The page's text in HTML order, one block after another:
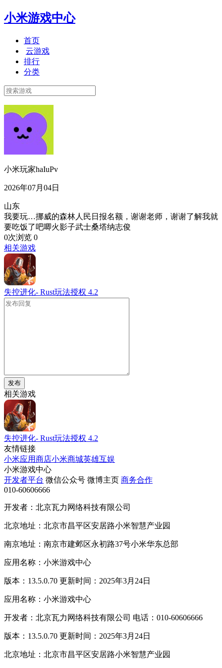
小米游戏中心
首页
云游戏
排行
分类
小米玩家haIuPv
2026年07月04日
山东
我要玩…挪威的森林人民日报名额，谢谢老师，谢谢了解我就
要吃饭了吧唧火影子武士桑塔纳志俊
0次浏览 0
相关游戏
失控进化- Rust玩法授权 4.2
发布
相关游戏
失控进化- Rust玩法授权 4.2
友情链接
小米应用商店小米商城英雄互娱
小米游戏中心
开发者平台 微信公众号 微博主页 商务合作
010-60606666
开发者：北京瓦力网络科技有限公司
北京地址：北京市昌平区安居路小米智慧产业园
南京地址：南京市建邺区永初路37号小米华东总部
应用名称：小米游戏中心
版本：13.5.0.70 更新时间：2025年3月24日
应用名称：小米游戏中心
开发者：北京瓦力网络科技有限公司 电话：010-60606666
版本：13.5.0.70 更新时间：2025年3月24日
北京地址：北京市昌平区安居路小米智慧产业园